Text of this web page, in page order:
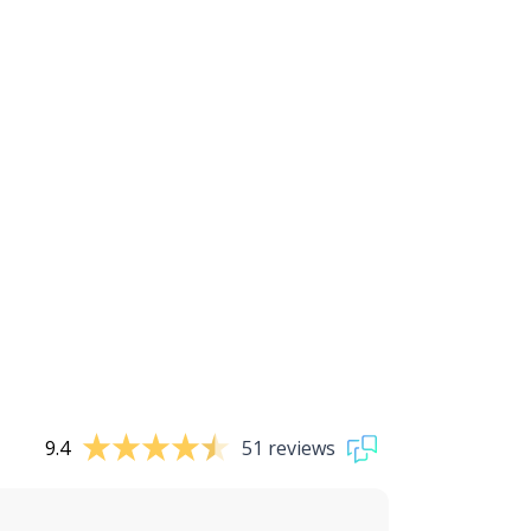
9.4 51 reviews